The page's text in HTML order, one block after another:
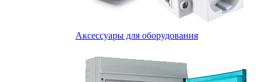
Аксессуары для оборудования